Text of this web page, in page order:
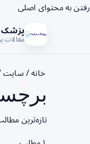
رفتن به محتوای اصلی
مقالات
خانه/ سایت
تازه‌ترین